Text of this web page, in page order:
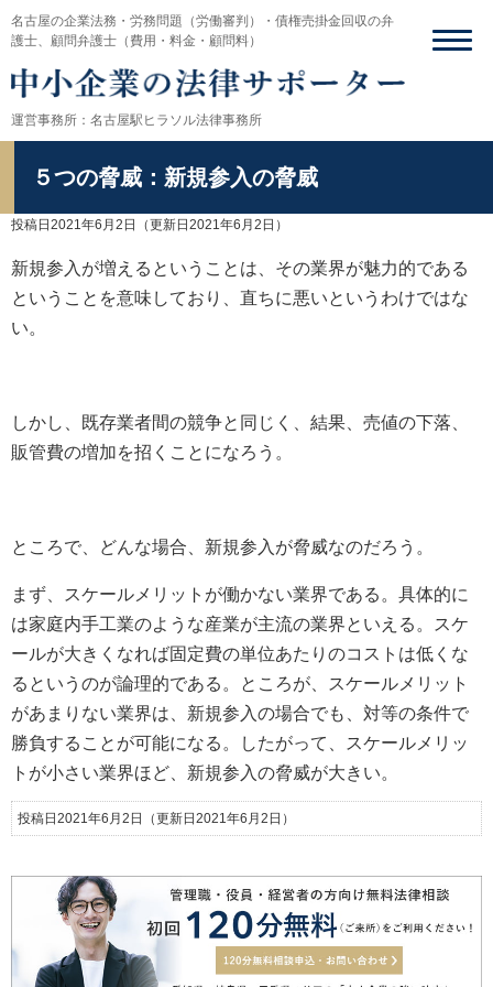
名古屋の企業法務・労務問題（労働審判）・債権売掛金回収の弁
護士、顧問弁護士（費用・料金・顧問料）
運営事務所：名古屋駅ヒラソル法律事務所
５つの脅威：新規参入の脅威
投稿日2021年6月2日 （更新日2021年6月2日）
新規参入が増えるということは、その業界が魅力的である
ということを意味しており、直ちに悪いというわけではな
い。
しかし、既存業者間の競争と同じく、結果、売値の下落、
販管費の増加を招くことになろう。
ところで、どんな場合、新規参入が脅威なのだろう。
まず、スケールメリットが働かない業界である。具体的に
は家庭内手工業のような産業が主流の業界といえる。スケ
ールが大きくなれば固定費の単位あたりのコストは低くな
るというのが論理的である。ところが、スケールメリット
があまりない業界は、新規参入の場合でも、対等の条件で
勝負することが可能になる。したがって、スケールメリッ
トが小さい業界ほど、新規参入の脅威が大きい。
投稿日2021年6月2日 （更新日2021年6月2日）